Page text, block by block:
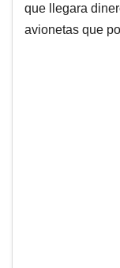
que llegara
avionetas que